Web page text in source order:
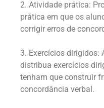
2. Atividade prática:
prática em que os
corrigir erros de
3. Exercícios dirigidos:
distribua exercícios
tenham que construir
concordância verbal.